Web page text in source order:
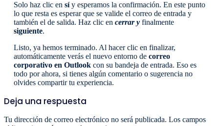
Solo haz clic en síy esperamos la confirmación. En este punto
lo que resta es esperar que se valide el correo de entrada y
también el de salida. Haz clic en cerrar y finalmente
siguiente.
Listo, ya hemos terminado. Al hacer clic en finalizar,
automáticamente verás el nuevo entorno de correo
corporativo en Outlook con su bandeja de entrada. Eso es
todo por ahora, si tienes algún comentario o sugerencia no
olvides compartir tu experiencia.
Deja una respuesta
Tu dirección de correo electrónico no será publicada. Los campos